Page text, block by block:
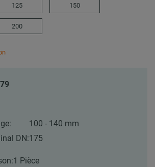
125 150
200
100 - 140 mm
DN:175
1 Pièce